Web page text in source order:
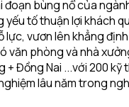
đoạn bùng nổ của
yếu tố thuận lợi khách
lực, vươn lên khẳng
văn phòng và nhà
+ Đồng Nai ...với 200 kỹ
lâu năm trong